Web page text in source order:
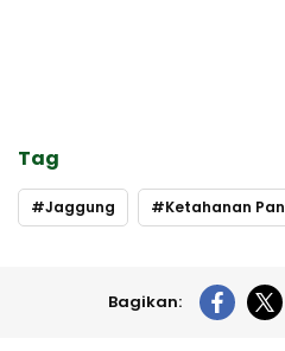
Tag
Jaggung Ketahanan Pangan
Bagikan: